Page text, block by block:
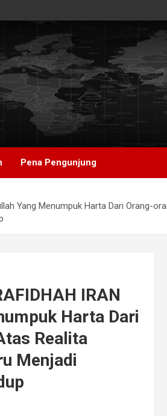
Pena Pengunjung
Yang Menumpuk Harta Dari Orang-
IRAN
Harta Dari
Realita
Menjadi